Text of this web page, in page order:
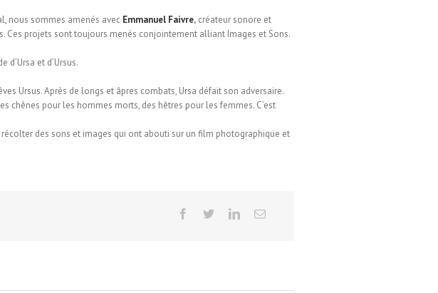
nous sommes amenés avec Emmanuel Faivre, créateur sonore et
projets sont toujours menés conjointement alliant Images et Sons.
et d’Ursus.
Ursus. Après de longs et âpres combats, Ursa défait son adversaire.
chênes pour les hommes morts, des hêtres pour les femmes. C’est
des sons et images qui ont abouti sur un film photographique et